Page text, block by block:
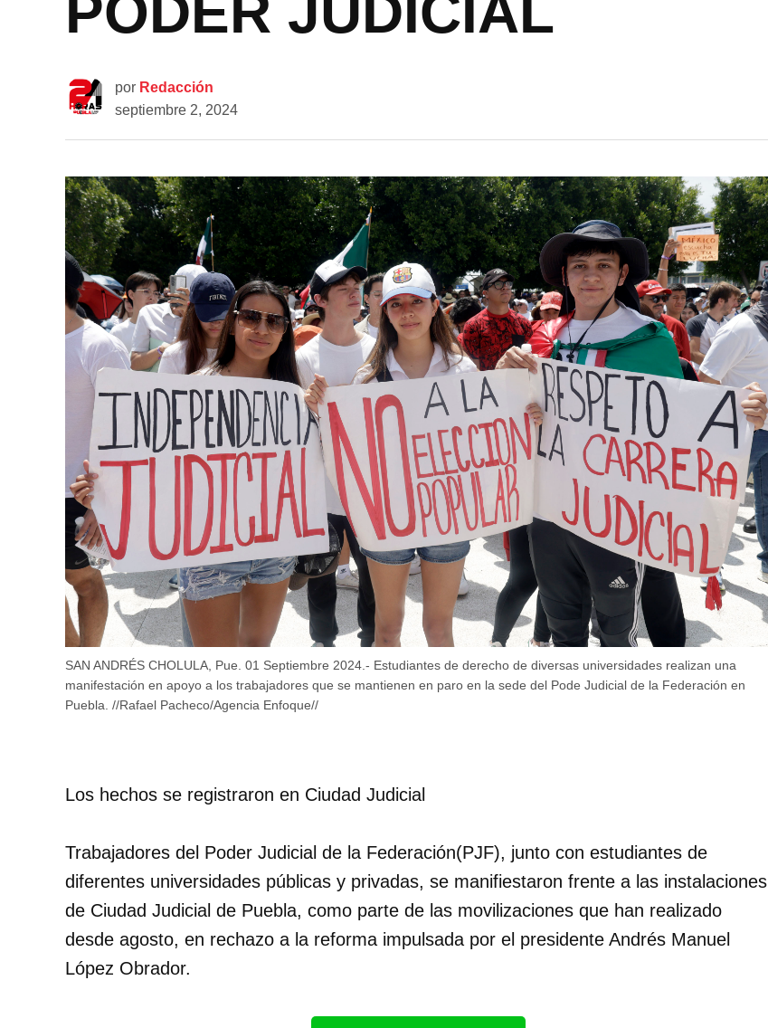
por Redacción
septiembre 2, 2024
SAN ANDRÉS CHOLULA, Pue. 01 Septiembre 2024.- Estudiantes de derecho de diversas universidades realizan una
manifestación en apoyo a los trabajadores que se mantienen en paro en la sede del Pode Judicial de la Federación en
Puebla. //Rafael Pacheco/Agencia Enfoque//
Los hechos se registraron en Ciudad Judicial
Trabajadores del Poder Judicial de la Federación(PJF), junto con estudiantes de
diferentes universidades públicas y privadas, se manifiestaron frente a las instalaciones
de Ciudad Judicial de Puebla, como parte de las movilizaciones que han realizado
desde agosto, en rechazo a la reforma impulsada por el presidente Andrés Manuel
López Obrador.